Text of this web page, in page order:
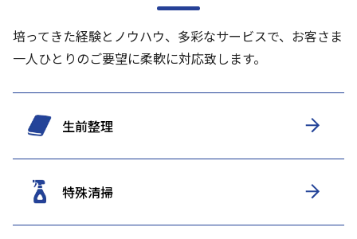
培ってきた経験とノウハウ、多彩なサービスで、お客さま
一人ひとりのご要望に柔軟に対応致します。
生前整理
特殊清掃